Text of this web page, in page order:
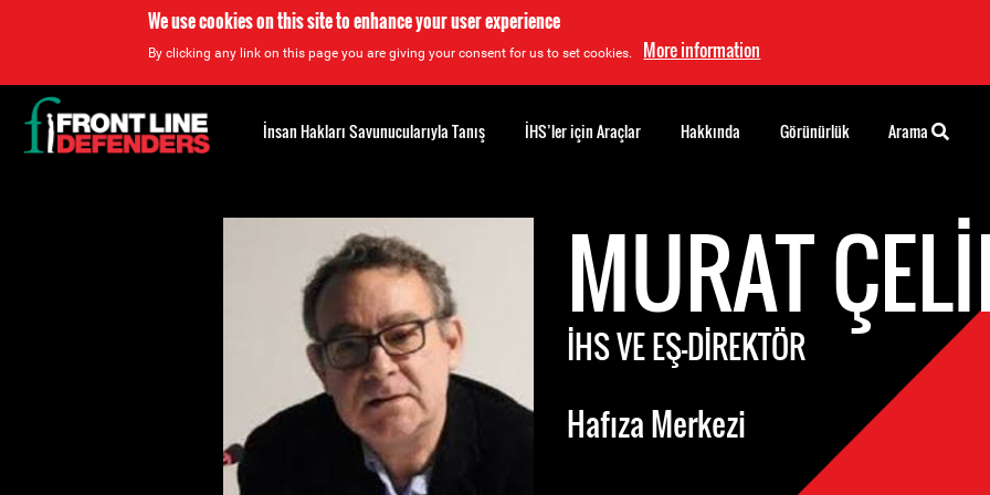
We use cookies on this site to enhance your user experience
By clicking any link on this page you are giving your consent for us to set cookies. More information
MURAT
İHS VE EŞ-DIREKTÖR
Hafıza Merkezi
Back
to
top
İnsan Hakları Savunucularıyla Tanış İHS’ler için Araçlar Hakkında Görünürlük Arama